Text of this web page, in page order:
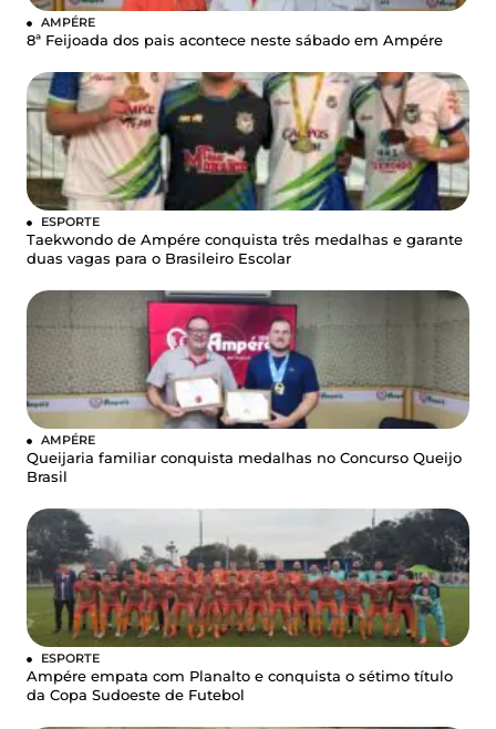
AMPÉRE
8ª Feijoada dos pais acontece neste sábado em Ampére
ESPORTE
Taekwondo de Ampére conquista três medalhas e garante
duas vagas para o Brasileiro Escolar
AMPÉRE
Queijaria familiar conquista medalhas no Concurso Queijo
Brasil
ESPORTE
Ampére empata com Planalto e conquista o sétimo título
da Copa Sudoeste de Futebol